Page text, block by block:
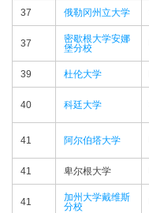
37 俄勒冈州立大学
37
密歇根大学安娜
堡分校
39 杜伦大学
40 科廷大学
41 阿尔伯塔大学
41 卑尔根大学
41
加州大学戴维斯
分校